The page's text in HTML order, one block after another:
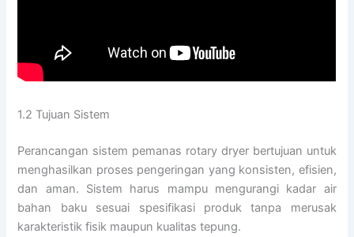
1.2 Tujuan Sistem
Perancangan sistem pemanas rotary dryer bertujuan untuk
menghasilkan proses pengeringan yang konsisten, efisien,
dan aman. Sistem harus mampu mengurangi kadar air
bahan baku sesuai spesifikasi produk tanpa merusak
karakteristik fisik maupun kualitas tepung.